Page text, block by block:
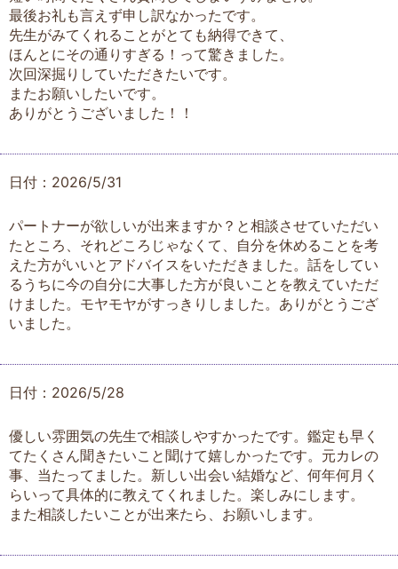
最後お礼も言えず申し訳なかったです。
先生がみてくれることがとても納得できて、
ほんとにその通りすぎる！って驚きました。
次回深掘りしていただきたいです。
またお願いしたいです。
ありがとうございました！！
日付：2026/5/31
パートナーが欲しいが出来ますか？と相談させていただい
たところ、それどころじゃなくて、自分を休めることを考
えた方がいいとアドバイスをいただきました。話をしてい
るうちに今の自分に大事した方が良いことを教えていただ
けました。モヤモヤがすっきりしました。ありがとうござ
いました。
日付：2026/5/28
優しい雰囲気の先生で相談しやすかったです。鑑定も早く
てたくさん聞きたいこと聞けて嬉しかったです。元カレの
事、当たってました。新しい出会い結婚など、何年何月く
らいって具体的に教えてくれました。楽しみにします。
また相談したいことが出来たら、お願いします。